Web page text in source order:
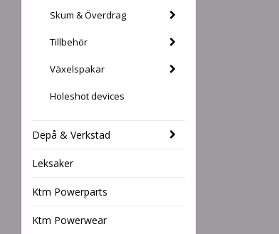
Skum & Överdrag
Tillbehör
Växelspakar
Holeshot devices
Depå & Verkstad
Leksaker
Ktm Powerparts
Ktm Powerwear